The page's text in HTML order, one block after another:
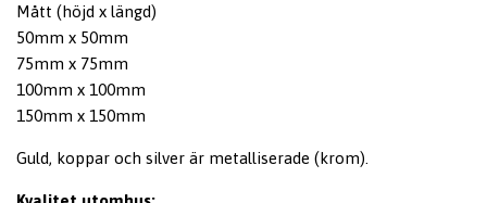
Mått (höjd x längd)
50mm x 50mm
75mm x 75mm
100mm x 100mm
150mm x 150mm
Guld, koppar och silver är metalliserade (krom).